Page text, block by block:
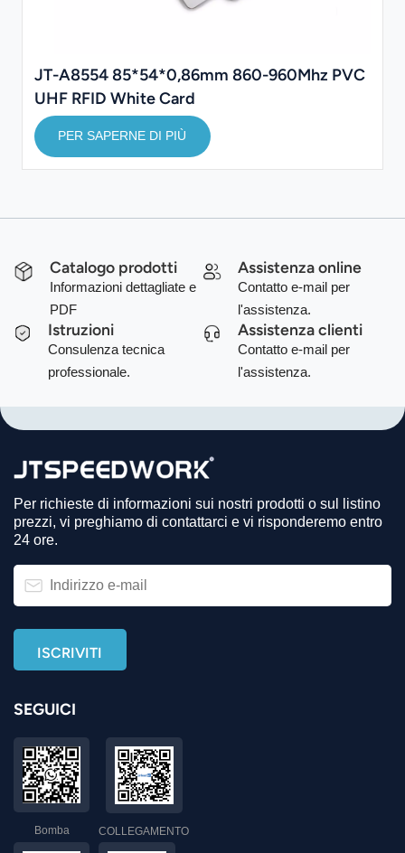
JT-A8554 85*54*0,86mm 860-960Mhz PVC
UHF RFID White Card
PER SAPERNE DI PIÙ
Catalogo prodotti
Informazioni dettagliate e
PDF
Assistenza online
Contatto e-mail per
l'assistenza.
Istruzioni
Consulenza tecnica
professionale.
Assistenza clienti
Contatto e-mail per
l'assistenza.
Per richieste di informazioni sui nostri prodotti o sul listino
prezzi, vi preghiamo di contattarci e vi risponderemo entro
24 ore.
SEGUICI
Bomba COLLEGAMENTO